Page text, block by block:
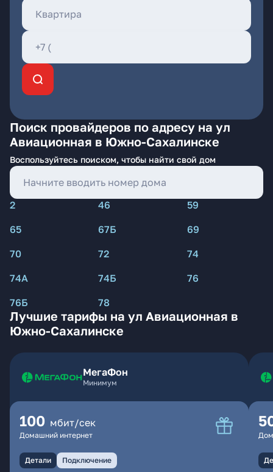
Поиск провайдеров по адресу на ул
Авиационная в Южно-Сахалинске
Воспользуйтесь поиском, чтобы найти свой дом
2 46
59
65
67Б
69
70
72
74
74А
74Б
76
76Б
78
Лучшие тарифы на ул Авиационная в
Южно-Сахалинске
МегаФон
Минимум
100 мбит/сек
Домашний интернет
Детали Подключение